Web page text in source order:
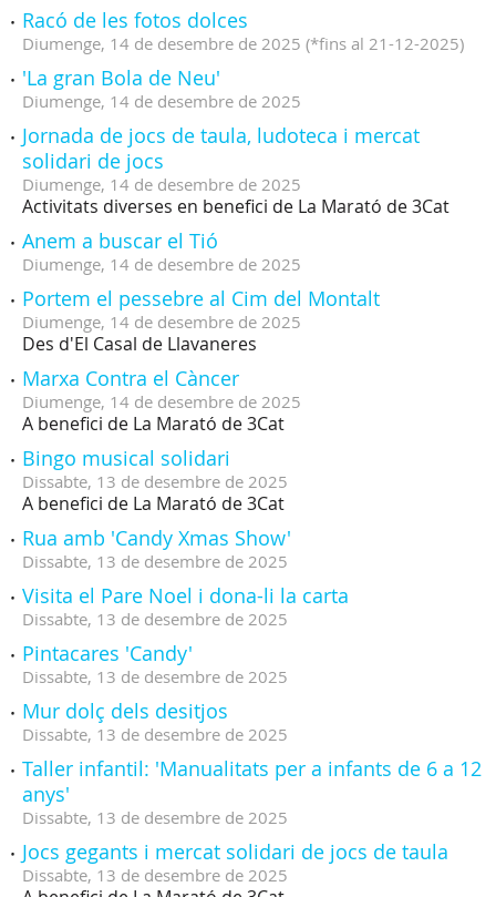
Racó de les fotos dolces
Diumenge, 14 de desembre de 2025 (*fins al 21-12-2025)
'La gran Bola de Neu'
Diumenge, 14 de desembre de 2025
Jornada de jocs de taula, ludoteca i mercat
solidari de jocs
Diumenge, 14 de desembre de 2025
Activitats diverses en benefici de La Marató de 3Cat
Anem a buscar el Tió
Diumenge, 14 de desembre de 2025
Portem el pessebre al Cim del Montalt
Diumenge, 14 de desembre de 2025
Des d'El Casal de Llavaneres
Marxa Contra el Càncer
Diumenge, 14 de desembre de 2025
A benefici de La Marató de 3Cat
Bingo musical solidari
Dissabte, 13 de desembre de 2025
A benefici de La Marató de 3Cat
Rua amb 'Candy Xmas Show'
Dissabte, 13 de desembre de 2025
Visita el Pare Noel i dona-li la carta
Dissabte, 13 de desembre de 2025
Pintacares 'Candy'
Dissabte, 13 de desembre de 2025
Mur dolç dels desitjos
Dissabte, 13 de desembre de 2025
Taller infantil: 'Manualitats per a infants de 6 a 12
anys'
Dissabte, 13 de desembre de 2025
Jocs gegants i mercat solidari de jocs de taula
Dissabte, 13 de desembre de 2025